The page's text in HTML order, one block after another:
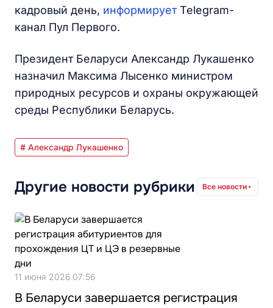
кадровый день, информируетTelegram-
канал Пул Первого.
Президент Беларуси Александр Лукашенко
назначил Максима Лысенко министром
природных ресурсов и охраны окружающей
среды Республики Беларусь.
# Александр Лукашенко
Другие новости рубрики Все новости
11 июня 2026 07:56
В Беларуси завершается регистрация